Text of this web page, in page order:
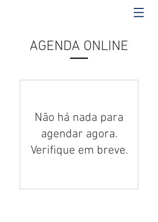
AGENDA ONLINE
Não há nada para
agendar agora.
Verifique em breve.